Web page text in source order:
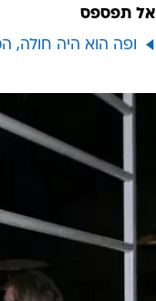
אל תפספס
ופה הוא היה חולה,